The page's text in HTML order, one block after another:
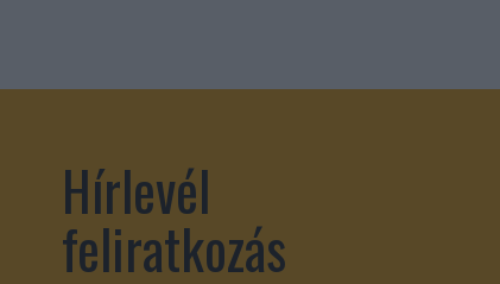
Hírlevél
feliratkozás